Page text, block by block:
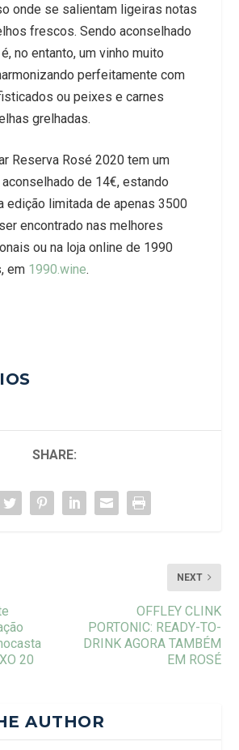
onde se salientam ligeiras notas
frescos. Sendo aconselhado
no entanto, um vinho muito
perfeitamente com
ou peixes e carnes
grelhadas.
Reserva Rosé 2020 tem um
de 14€, estando
edição limitada de apenas 3500
encontrado nas melhores
ou na loja online de 1990
em 1990.wine.
SHARE:
20
NEXT
OFFLEY CLINK
PORTONIC: READY-TO-
DRINK AGORA TAMBÉM
EM ROSÉ
AUTHOR